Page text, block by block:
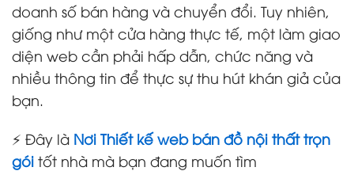
doanh số bán hàng và chuyển đổi. Tuy nhiên,
giống như một cửa hàng thực tế, một làm giao
diện web cần phải hấp dẫn, chức năng và
nhiều thông tin để thực sự thu hút khán giả của
bạn.
⚡ Đây là Nơi Thiết kế web bán đồ nội thất trọn
gói tốt nhà mà bạn đang muốn tìm